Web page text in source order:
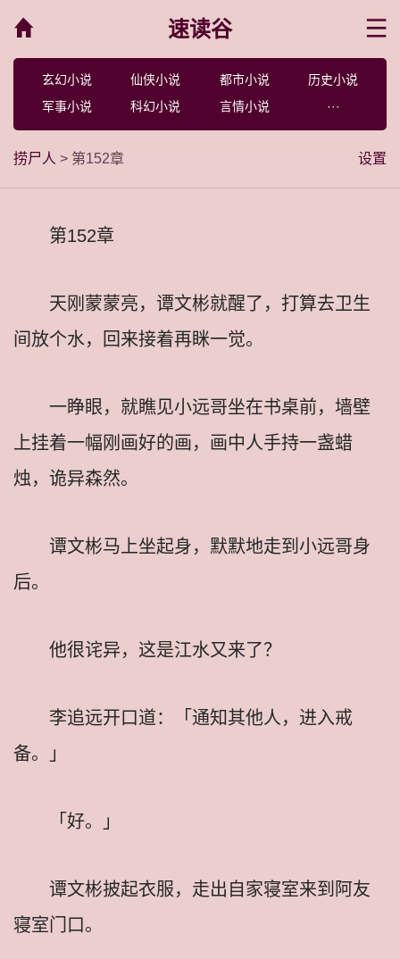
速读谷
玄幻小说 仙侠小说 都市小说
历史小说
军事小说
科幻小说 言情小说 ···
设置
捞尸人 > 第152章
第152章
天刚蒙蒙亮，谭文彬就醒了，打算去卫生
间放个水，回来接着再眯一觉。
一睁眼，就瞧见小远哥坐在书桌前，墙壁
上挂着一幅刚画好的画，画中人手持一盏蜡
烛，诡异森然。
谭文彬马上坐起身，默默地走到小远哥身
后。
他很诧异，这是江水又来了？
李追远开口道：「通知其他人，进入戒
备。」
「好。」
谭文彬披起衣服，走出自家寝室来到阿友
寝室门口。